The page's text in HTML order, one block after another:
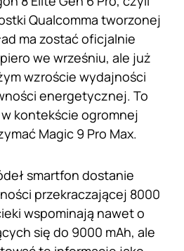
Qualcomma tworzonej
ma zostać oficjalnie
we wrześniu, ale już
wzroście wydajności
energetycznej. To
kontekście ogromnej
Magic 9 Pro Max.
smartfon dostanie
przekraczającej 8000
wspominają nawet o
się do 9000 mAh, ale